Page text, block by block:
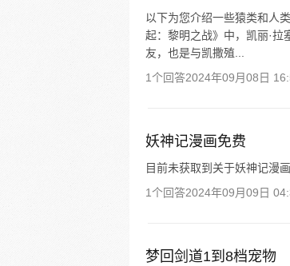
以下为您介绍一些猿类和人
起：黎明之战》中，凯丽·
友，也是与凯撒殖...
1个回答2024年09月08日
妖神记漫画免费
目前未获取到关于妖神记漫
1个回答2024年09月09日
梦回剑道1到8档宠物